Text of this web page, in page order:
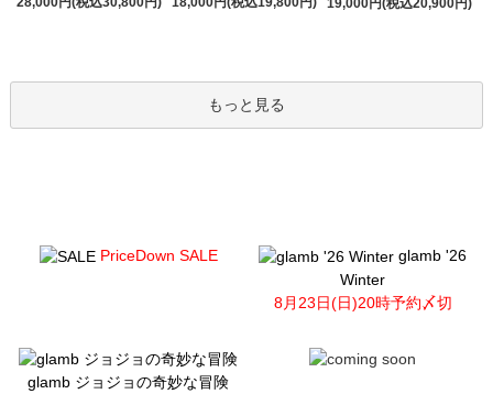
19,000円(税込20,900円)
もっと見る
PriceDown SALE
glamb '26
Winter
8月23日(日)20時予約〆切
glamb ジョジョの奇妙な冒険